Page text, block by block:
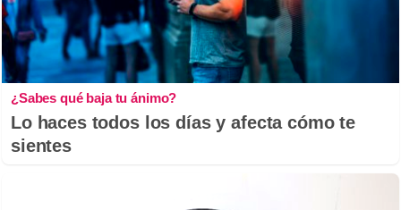
¿Sabes qué baja tu ánimo?
Lo haces todos los días y afecta cómo te
sientes